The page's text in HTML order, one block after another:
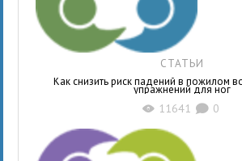
СТАТЬИ
Как снизить риск падений в пожилом
упражнений для ног
X 11641 K 0